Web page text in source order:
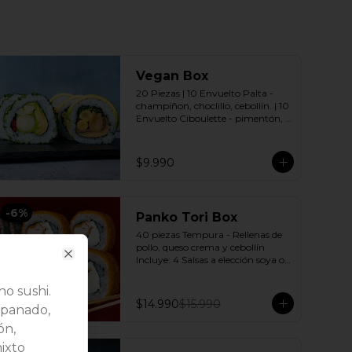
Vegan Box
20 Piezas | 10 Envuelto Palta -
champiñon, choclillo, cebollín. | 10
Envuelto Ciboulette - pimentón,
palitos
$9.990
-6% Panko Tori Box
40 piezas Tempura - Rellenas de
pollo, queso crema y cebollín
Incluye: 4 Salsas a elección soya o
$14.990$15.990
sushi.
Close